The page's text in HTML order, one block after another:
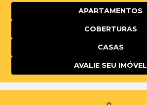
APARTAMENTOS
COBERTURAS
CASAS
AVALIE SEU IMÓVEL